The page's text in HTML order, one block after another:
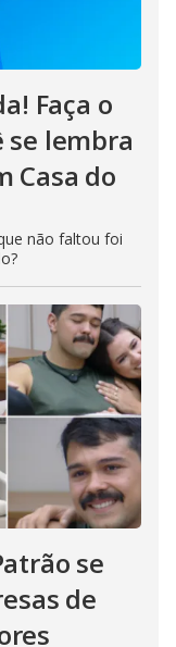
Faça o
se lembra
Casa do
não faltou foi
se
de